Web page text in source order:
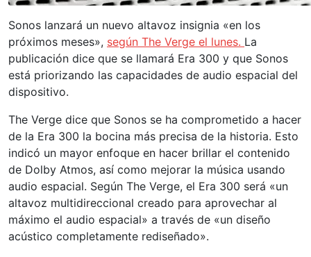
Sonos lanzará un nuevo altavoz insignia «en los
próximos meses», según The Verge el lunes. La
publicación dice que se llamará Era 300 y que Sonos
está priorizando las capacidades de audio espacial del
dispositivo.
The Verge dice que Sonos se ha comprometido a hacer
de la Era 300 la bocina más precisa de la historia. Esto
indicó un mayor enfoque en hacer brillar el contenido
de Dolby Atmos, así como mejorar la música usando
audio espacial. Según The Verge, el Era 300 será «un
altavoz multidireccional creado para aprovechar al
máximo el audio espacial» a través de «un diseño
acústico completamente rediseñado».